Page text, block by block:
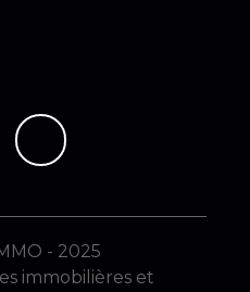
- 2025
immobilières et